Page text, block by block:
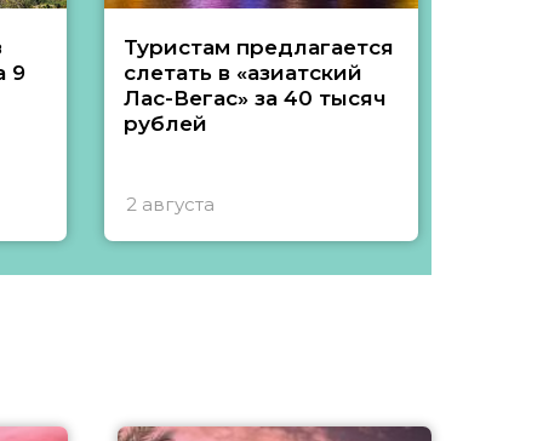
9
Туристам предлагается
слетать в «азиатский
Лас-Вегас» за 40 тысяч
рублей
2 августа